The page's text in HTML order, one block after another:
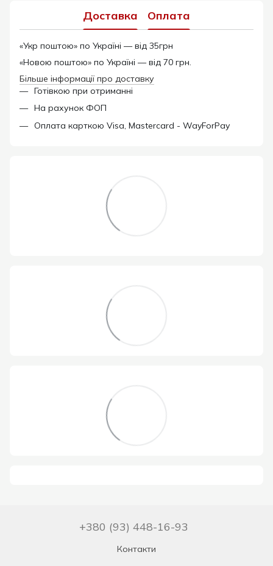
Доставка Оплата
«Укр поштою» по Україні — від 35грн
«Новою поштою» по Україні — від 70 грн.
Більше інформації про доставку
Готівкою при отриманні
На рахунок ФОП
Оплата карткою Visa, Mastercard - WayForPay
+380 (93) 448-16-93
Контакти